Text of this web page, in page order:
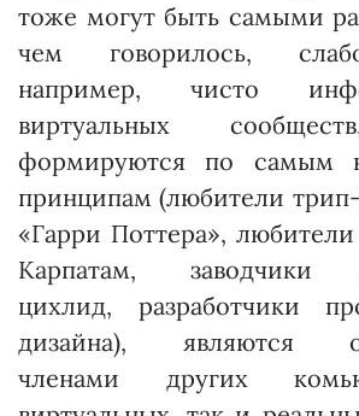
тоже могут быть самыми
чем говорилось,
например, чисто
виртуальных
формируются по самым
принципам (лю­бители
«Гар­ри Поттера»,
Карпатам, заводчики
цихлид, разработчики
дизайна), являются
членами других